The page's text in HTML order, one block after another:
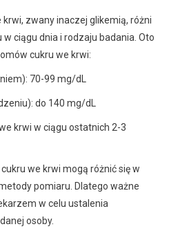
zwany inaczej glikemią, różni
ciągu dnia i rodzaju badania. Oto
cukru we krwi:
70-99 mg/dL
do 140 mg/dL
krwi w ciągu ostatnich 2-3
we krwi mogą różnić się w
pomiaru. Dlatego ważne
w celu ustalenia
osoby.